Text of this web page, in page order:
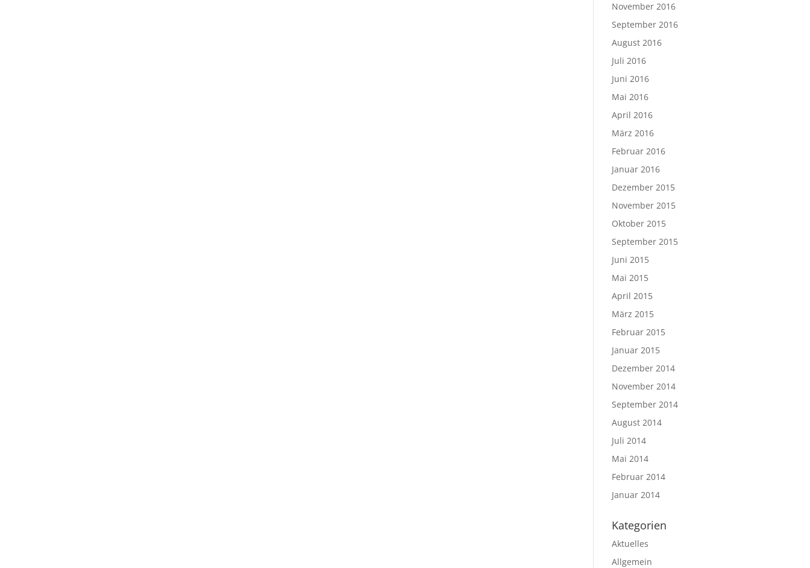
November 2016
September 2016
August 2016
Juli 2016
Juni 2016
Mai 2016
April 2016
März 2016
Februar 2016
Januar 2016
Dezember 2015
November 2015
Oktober 2015
September 2015
Juni 2015
Mai 2015
April 2015
März 2015
Februar 2015
Januar 2015
Dezember 2014
November 2014
September 2014
August 2014
Juli 2014
Mai 2014
Februar 2014
Januar 2014
Kategorien
Aktuelles
Allgemein